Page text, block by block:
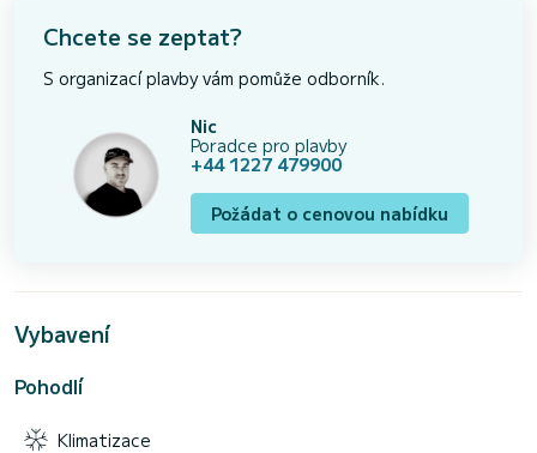
Chcete se zeptat?
S organizací plavby vám pomůže odborník.
Nic
Poradce pro plavby
+44 1227 479900
Požádat o cenovou nabídku
Vybavení
Pohodlí
Klimatizace